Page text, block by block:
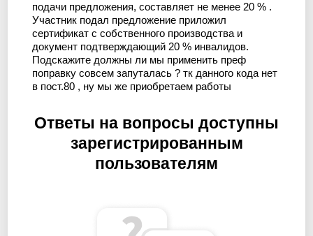
подачи предложения, составляет не менее 20 % .
Участник подал предложение приложил
сертификат с собственного производства и
документ подтверждающий 20 % инвалидов.
Подскажите должны ли мы применить преф
поправку совсем запуталась ? тк данного кода нет
в пост.80 , ну мы же приобретаем работы
Ответы на вопросы доступны
зарегистрированным
пользователям